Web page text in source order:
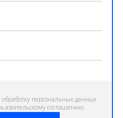
обработку персональных данных
соглашению.